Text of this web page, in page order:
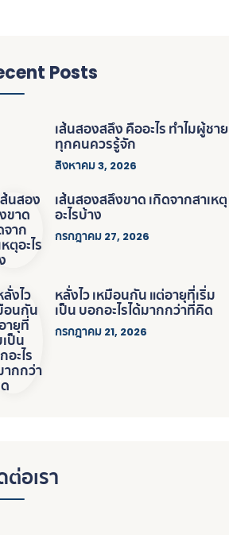
Posts
เส้นสองสลึง คืออะไร ทำไมผู้ชาย
ทุกคนควรรู้จัก
สิงหาคม 3, 2026
เส้นสองสลึงขาด เกิดจากสาเหตุ
อะไรบ้าง
กรกฎาคม 27, 2026
หลั่งไว เหมือนกัน แต่อายุที่เริ่ม
เป็น บอกอะไรได้มากกว่าที่คิด
กรกฎาคม 21, 2026
ต่อเรา